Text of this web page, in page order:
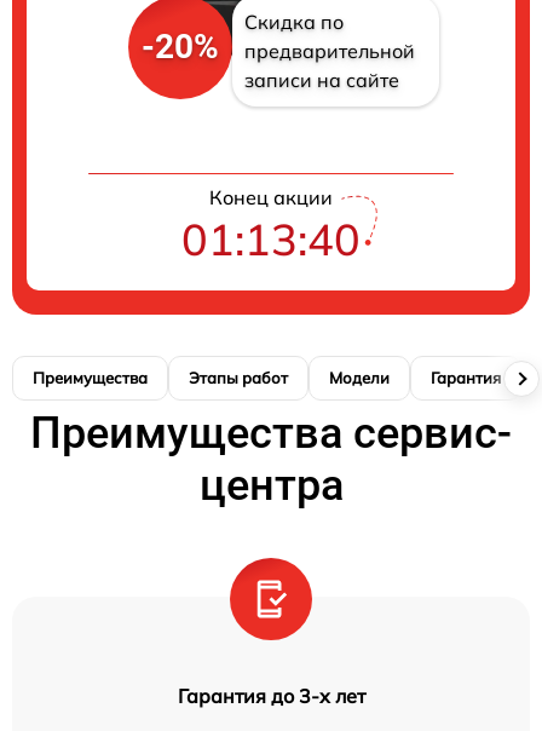
-20%
Скидка по
предварительной
записи на сайте
Конец акции
01:13:39
Преимущества Этапы работ Модели Гарантия
Преимущества сервис-
центра
Гарантия до 3-х лет